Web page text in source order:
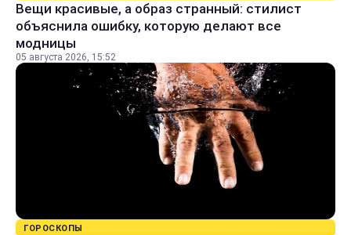
Вещи красивые, а образ странный: стилист
объяснила ошибку, которую делают все
модницы
05 августа 2026, 15:52
ГОРОСКОПЫ